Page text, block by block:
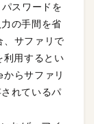
スワードを
の手間を省
、サファリで
利用するとい
らサファリ
れているパ